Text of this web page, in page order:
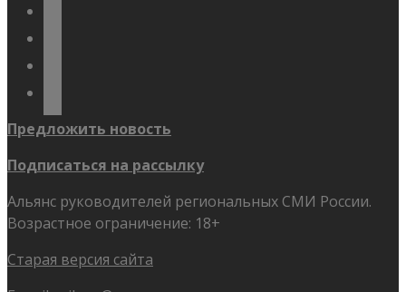
Предложить новость
Подписаться на рассылку
Альянс руководителей региональных СМИ России.
Возрастное ограничение: 18+
Старая версия сайта